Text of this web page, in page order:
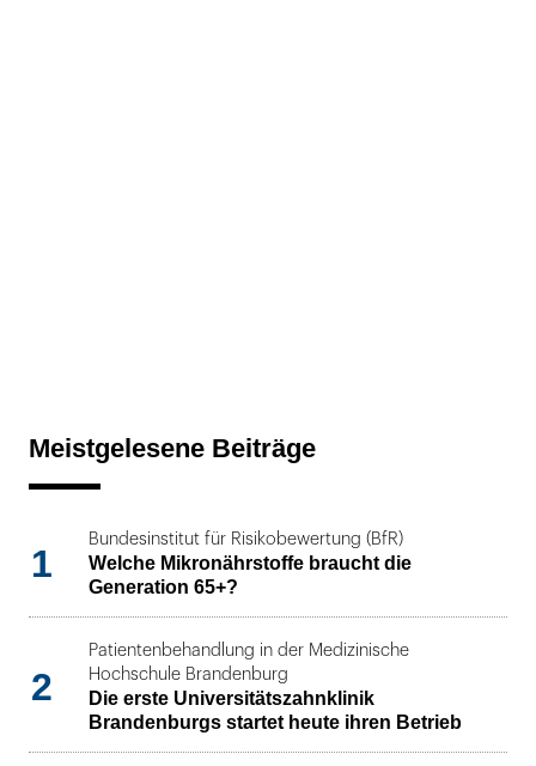
Meistgelesene Beiträge
1
Bundesinstitut für Risikobewertung (BfR)
Welche Mikronährstoffe braucht die
Generation 65+?
2
Patientenbehandlung in der Medizinische
Hochschule Brandenburg
Die erste Universitätszahnklinik
Brandenburgs startet heute ihren Betrieb